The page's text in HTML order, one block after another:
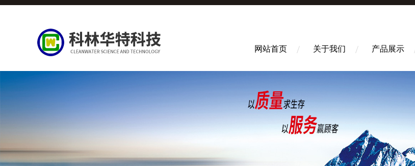
网站首页 关于我们 产品展示